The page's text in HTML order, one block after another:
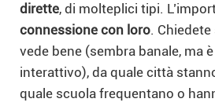
dirette, di molteplici tipi.
connessione con loro.
vede bene (sembra banale, ma
interattivo), da quale città
quale scuola frequentano o